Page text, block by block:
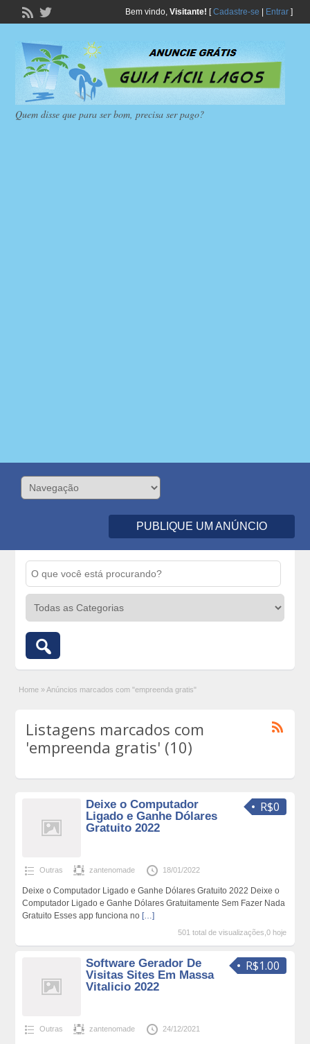
Bem vindo, Visitante! [Cadastre-se Entrar]
Quem disse que para ser bom, precisa ser pago?
PUBLIQUE UM ANÚNCIO
Home » Anúncios marcados com "empreenda gratis"
Listagens marcados com
'empreenda gratis' (10)
R$0
Deixe o Computador
Ligado e Ganhe Dólares
Gratuito 2022
Outras zantenomade 18/01/2022
Deixe o Computador Ligado e Ganhe Dólares Gratuito 2022 Deixe o
Computador Ligado e Ganhe Dólares Gratuitamente Sem Fazer Nada
Gratuito Esses app funciona no […]
501 total de visualizações,0 hoje
R$1.00
Software Gerador De
Visitas Sites Em Massa
Vitalicio 2022
Outras zantenomade 24/12/2021